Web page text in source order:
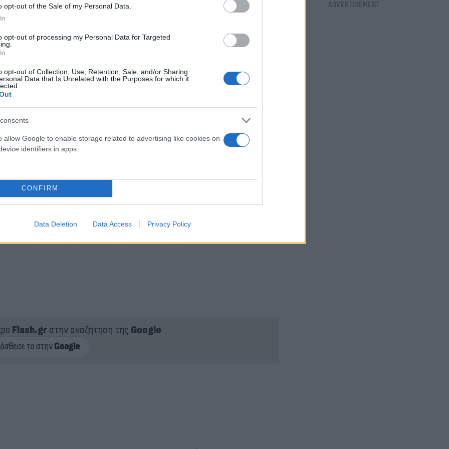
opt-out of the Sale of my Personal Data.
opt-out of processing my Personal Data for Targeted
opt-out of Collection, Use, Retention, Sale, and/or Sharing
Data that Is Unrelated with the Purposes for which it
allow Google to enable storage related to advertising like cookies on
identifiers in apps.
CONFIRM
Data Deletion Data Access Privacy Policy
στα σχόλια, με πολλά χιουμοριστικά και εύστοχα να
μπροστά», ή τόνισαν πως αυτή η φωτογραφία είναι
ζητώντας την ομάδα να κατακτήσει την κούπα και να την
Flash.grστην αναζήτηση της Google